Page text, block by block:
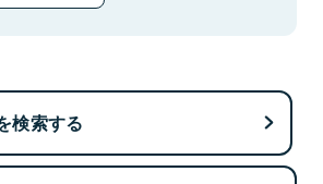
検索する